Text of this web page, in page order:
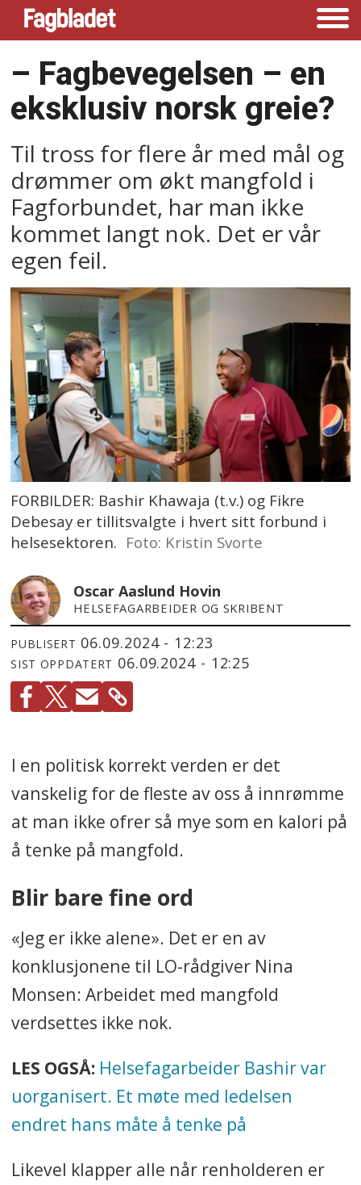
–⁠ Fagbevegelsen –⁠ en
eksklusiv norsk greie?
Til tross for flere år med mål og
drømmer om økt mangfold i
Fagforbundet, har man ikke
kommet langt nok. Det er vår
egen feil.
FORBILDER: Bashir Khawaja (t.v.) og Fikre
Debesay er tillitsvalgte i hvert sitt forbund i
helsesektoren. Foto: Kristin Svorte
Oscar Aaslund Hovin
HELSEFAGARBEIDER OG SKRIBENT
PUBLISERT 06.09.2024 - 12:23
SIST OPPDATERT 06.09.2024 - 12:25
I en politisk korrekt verden er det
vanskelig for de fleste av oss å innrømme
at man ikke ofrer så mye som en kalori på
å tenke på mangfold.
Blir bare fine ord
«Jeg er ikke alene». Det er en av
konklusjonene til LO-rådgiver Nina
Monsen: Arbeidet med mangfold
verdsettes ikke nok.
LES OGSÅ: Helsefagarbeider Bashir var
uorganisert. Et møte med ledelsen
endret hans måte å tenke på
Likevel klapper alle når renholderen er